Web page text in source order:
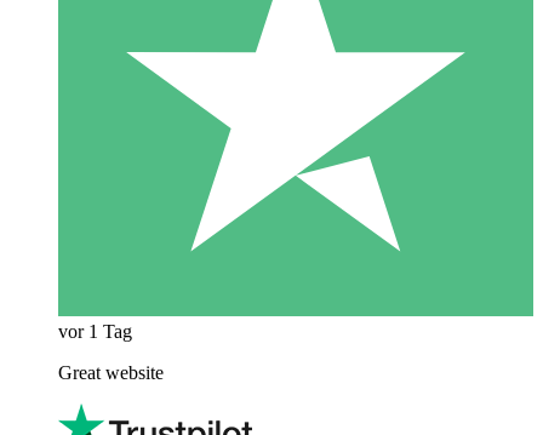
vor 1 Tag
Great website